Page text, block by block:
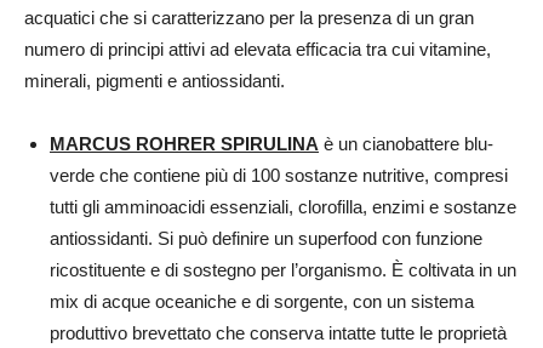
acquatici che si caratterizzano per la presenza di un gran
numero di principi attivi ad elevata efficacia tra cui vitamine,
minerali, pigmenti e antiossidanti.
MARCUS ROHRER SPIRULINA è un cianobattere blu-
verde che contiene più di 100 sostanze nutritive, compresi
tutti gli amminoacidi essenziali, clorofilla, enzimi e sostanze
antiossidanti. Si può definire un superfood con funzione
ricostituente e di sostegno per l’organismo. È coltivata in un
mix di acque oceaniche e di sorgente, con un sistema
produttivo brevettato che conserva intatte tutte le proprietà